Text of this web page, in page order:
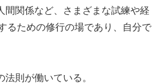
間関係など、さまざまな試練や経
るための修行の場であり、自分で
則が働いている。